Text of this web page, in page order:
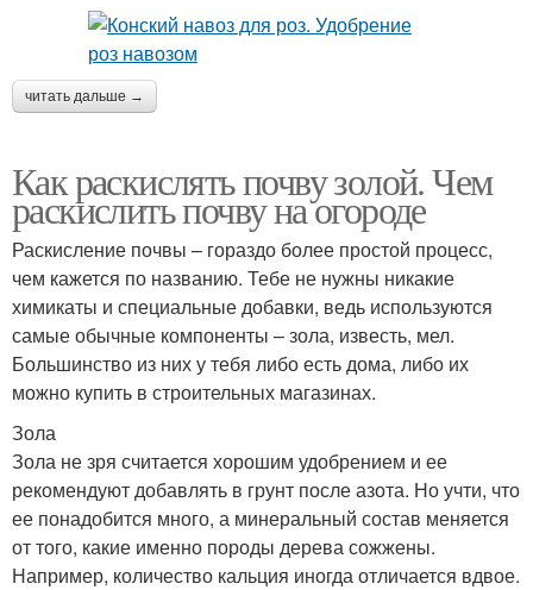
читать дальше →
Как раскислять почву золой. Чем
раскислить почву на огороде
Раскисление почвы – гораздо более простой процесс,
чем кажется по названию. Тебе не нужны никакие
химикаты и специальные добавки, ведь используются
самые обычные компоненты – зола, известь, мел.
Большинство из них у тебя либо есть дома, либо их
можно купить в строительных магазинах.
Зола
Зола не зря считается хорошим удобрением и ее
рекомендуют добавлять в грунт после азота. Но учти, что
ее понадобится много, а минеральный состав меняется
от того, какие именно породы дерева сожжены.
Например, количество кальция иногда отличается вдвое.